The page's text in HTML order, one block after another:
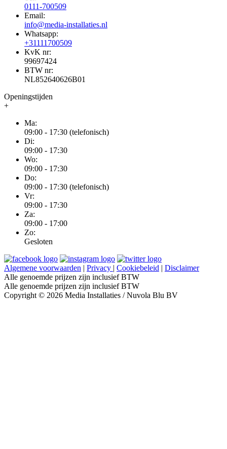
0111-700509
Email:
info@media-installaties.nl
Whatsapp:
+31111700509
KvK nr:
99697424
BTW nr:
NL852640626B01
Openingstijden
+
Ma:
09:00 - 17:30 (telefonisch)
Di:
09:00 - 17:30
Wo:
09:00 - 17:30
Do:
09:00 - 17:30 (telefonisch)
Vr:
09:00 - 17:30
Za:
09:00 - 17:00
Zo:
Gesloten
Algemene voorwaarden | Privacy | Cookiebeleid | Disclaimer
Alle genoemde prijzen zijn inclusief BTW
Alle genoemde prijzen zijn inclusief BTW
Copyright © 2026 Media Installaties / Nuvola Blu BV